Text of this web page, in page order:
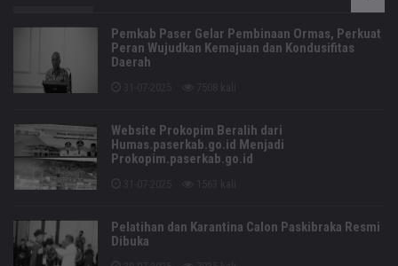
Pemkab Paser Gelar Pembinaan Ormas, Perkuat
Peran Wujudkan Kemajuan dan Kondusifitas
Daerah
Website Prokopim Beralih dari
Humas.paserkab.go.id Menjadi
Prokopim.paserkab.go.id
Pelatihan dan Karantina Calon Paskibraka Resmi
Dibuka